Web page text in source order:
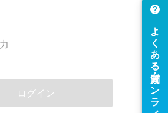
ログイン